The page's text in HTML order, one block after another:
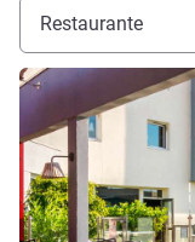
Restaurante
Más información